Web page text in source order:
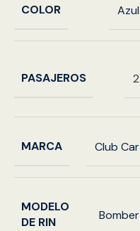
COLOR Azul
PASAJEROS 2
MARCA Club Car
MODELO
DE RIN
Bomber